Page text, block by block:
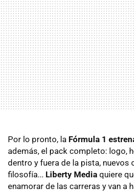
Por lo pronto, la Fórmula 1
además, el pack completo: logo,
dentro y fuera de la pista, nuevos
filosofía... Liberty Media quiere
enamorar de las carreras y van a